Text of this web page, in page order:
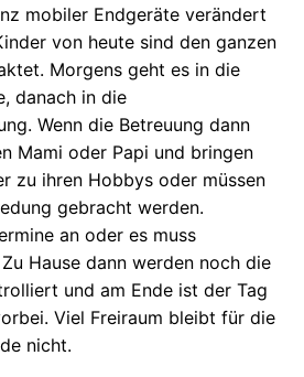
mobiler Endgeräte verändert
von heute sind den ganzen
Morgens geht es in die
danach in die
Wenn die Betreuung dann
Mami oder Papi und bringen
zu ihren Hobbys oder müssen
gebracht werden.
an oder es muss
Hause dann werden noch die
und am Ende ist der Tag
Viel Freiraum bleibt für die
nicht.